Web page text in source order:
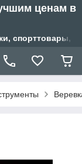
ценам в